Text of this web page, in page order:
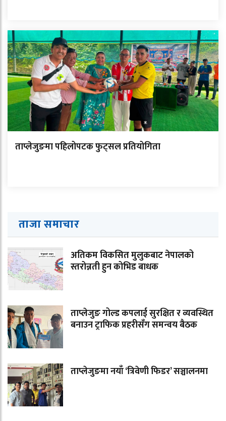
ताप्लेजुङमा पहिलोपटक फुट्सल प्रतियोगिता
ताजा समाचार
अतिकम विकसित मुलुकबाट नेपालको
स्तरोन्नती हुन कोभिड बाधक
ताप्लेजुङ गोल्ड कपलाई सुरक्षित र व्यवस्थित
बनाउन ट्राफिक प्रहरीसँग समन्वय बैठक
ताप्लेजुङमा नयाँ ‘त्रिवेणी फिडर’ सञ्चालनमा